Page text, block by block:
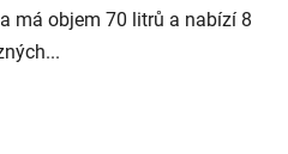
má objem 70 litrů a nabízí 8